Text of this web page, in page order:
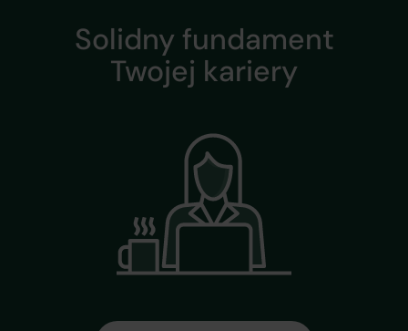
Solidny fundament
Twojej kariery